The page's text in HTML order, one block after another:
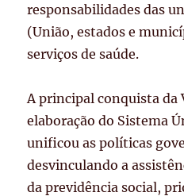
responsabilidades das
(União, estados e
serviços de saúde.
A principal conquista da
elaboração do Sistema
unificou as políticas
desvinculando a
da previdência social,